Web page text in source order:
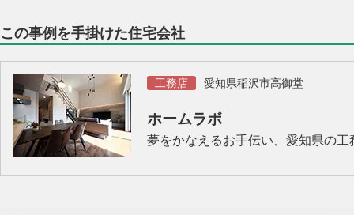
この事例を手掛けた住宅会社
工務店 愛知県稲沢市高御堂
ホームラボ
夢をかなえるお手伝い、愛知県の工